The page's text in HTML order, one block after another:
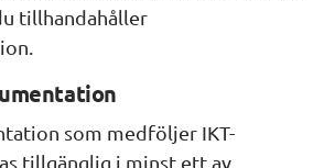
tillhandahåller
som medföljer IKT-
tillgänglig i minst ett av